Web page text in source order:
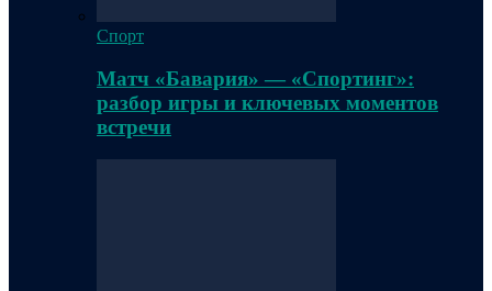
Спорт
Матч «Бавария» — «Спортинг»:
разбор игры и ключевых моментов
встречи